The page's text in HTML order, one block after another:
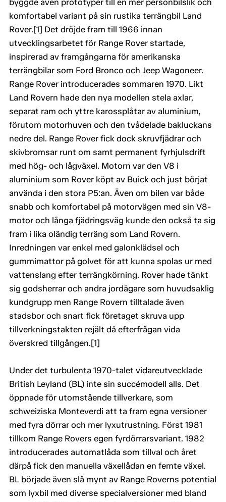
byggde även prototyper till en mer personbilslik och
komfortabel variant på sin rustika terrängbil Land
Rover.[1] Det dröjde fram till 1966 innan
utvecklingsarbetet för Range Rover startade,
inspirerad av framgångarna för amerikanska
terrängbilar som Ford Bronco och Jeep Wagoneer.
Range Rover introducerades sommaren 1970. Likt
Land Rovern hade den nya modellen stela axlar,
separat ram och yttre karossplåtar av aluminium,
förutom motorhuven och den tvådelade bakluckans
nedre del. Range Rover fick dock skruvfjädrar och
skivbromsar runt om samt permanent fyrhjulsdrift
med hög- och lågväxel. Motorn var den V8 i
aluminium som Rover köpt av Buick och just börjat
använda i den stora P5:an. Även om bilen var både
snabb och komfortabel på motorvägen med sin V8-
motor och långa fjädringsväg kunde den också ta sig
fram i lika oländig terräng som Land Rovern.
Inredningen var enkel med galonklädsel och
gummimattor på golvet för att kunna spolas ur med
vattenslang efter terrängkörning. Rover hade tänkt
sig godsherrar och andra jordägare som huvudsaklig
kundgrupp men Range Rovern tilltalade även
stadsbor och snart fick företaget skruva upp
tillverkningstakten rejält då efterfrågan vida
överskred tillgången.[1]
Under det turbulenta 1970-talet vidareutvecklade
British Leyland (BL) inte sin succémodell alls. Det
öppnade för utomstående tillverkare, som
schweiziska Monteverdi att ta fram egna versioner
med fyra dörrar och mer lyxutrustning. Först 1981
tillkom Range Rovers egen fyrdörrarsvariant. 1982
introducerades automatlåda som tillval och året
därpå fick den manuella växellådan en femte växel.
BL började även slå mynt av Range Roverns potential
som lyxbil med diverse specialversioner med bland